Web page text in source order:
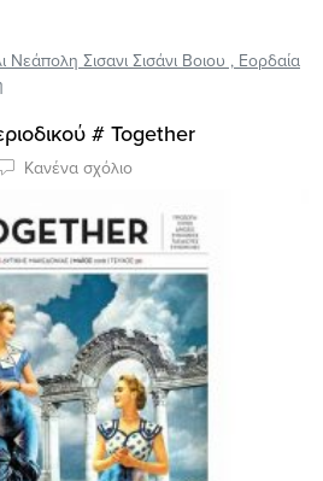
Νεάπολη Σισανι Σισάνι Βοιου , Εορδαία
# Together
Κανένα σχόλιο